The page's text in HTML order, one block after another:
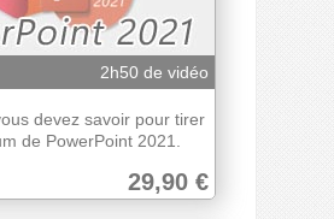
2h50 de vidéo
devez savoir pour tirer
de PowerPoint 2021.
29,90 €